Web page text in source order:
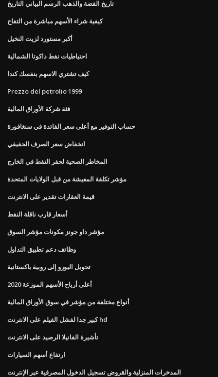
تاريخ الفضة والذهب الرسم البياني التاريخ
كيفية شراء الأسهم مباشرة من التفاح
أكبر مستورد لزيت النخيل
احتياطيات نفط داكوتا الشمالية
كيف تشتري الاسهم بنفسك كندا
Prezzo del petrolio 1999
فئة شركة الأوراق المالية
حساب التوفير مع أعلى سعر الفائدة في سنغافورة
انخفاض سعر الصرف الحقيقي
المخاطر الصحية لحفر النفط في الخارج
مؤشر تكلفة المعيشة من قبل الولايات المتحدة
قيمة العقارات تقدير على الانترنت
أسعار قارب ناقلة النفط
مؤشر داو جونز مكونات مؤشر السوق
وظائف دعم تطبيق التداول
تحويل اليورو إلى روبية باكستانية
أعلى أرباح الأسهم الموزعة 2020
أنواع مختلفة من مؤشر في سوق الأوراق المالية
كبير جدا لفشل الفيلم على الانترنت hd
تأشيرة الفانيلا الرصيد على الانترنت
ارتفاع أسهم السيارات
المدخرات المنزلية والقروض تسجيل الدخول المصرفية عبر الإنترنت